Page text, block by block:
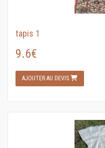
tapis 1
9.6€
AJOUTER AU DEVIS